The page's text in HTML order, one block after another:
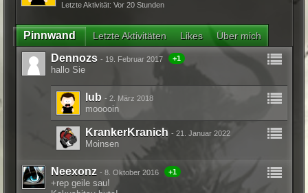
Letzte Aktivität Vor 20 Stunden
Pinnwand Letzte Aktivitäten Likes Über mich
Dennozs - 19. Februar 2017 +1
hallo Sie
lub -2. März 2018
mooooin
KrankerKranich -21. Januar 2022
Moinsen
Neexonz -8. Oktober 2016 +1
+rep geile sau!